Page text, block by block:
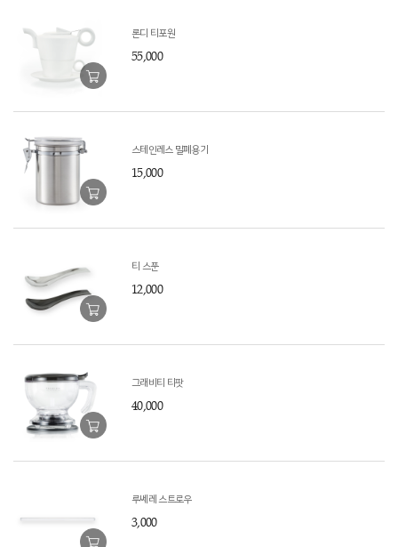
론디 티포원
55,000
스테인레스 밀폐용기
15,000
티 스푼
12,000
그래비티 티팟
40,000
루쎄레 스트로우
3,000